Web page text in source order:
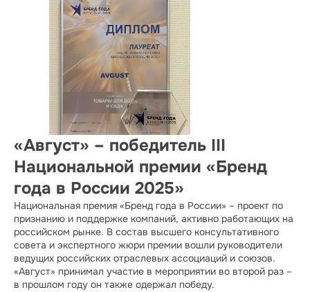
«Август» – победитель III
Национальной премии «Бренд
года в России 2025»
Национальная премия «Бренд года в России» – проект по
признанию и поддержке компаний, активно работающих на
российском рынке. В состав высшего консультативного
совета и экспертного жюри премии вошли руководители
ведущих российских отраслевых ассоциаций и союзов.
«Август» принимал участие в мероприятии во второй раз –
в прошлом году он также одержал победу.